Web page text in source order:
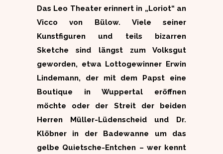
Das Leo Theater erinnert in „Loriot“ an
Vicco von Bülow. Viele seiner
Kunstfiguren und teils bizarren
Sketche sind längst zum Volksgut
geworden, etwa Lottogewinner Erwin
Lindemann, der mit dem Papst eine
Boutique in Wuppertal eröffnen
möchte oder der Streit der beiden
Herren Müller-Lüdenscheid und Dr.
Klöbner in der Badewanne um das
gelbe Quietsche-Entchen – wer kennt